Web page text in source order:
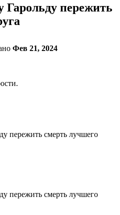
Гарольду пережить
Фев 21, 2024